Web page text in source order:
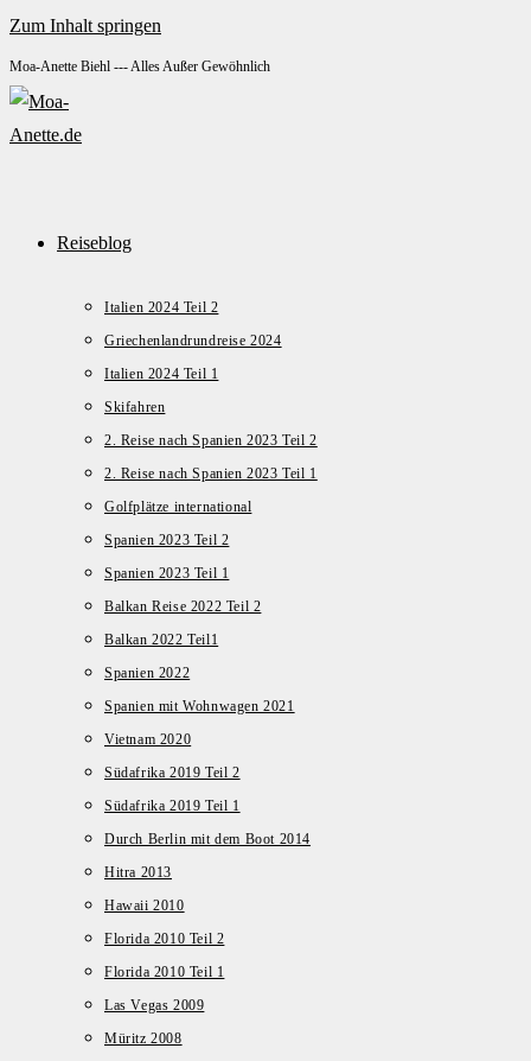
Zum Inhalt springen
Moa-Anette Biehl --- Alles Außer Gewöhnlich
Reiseblog
Italien 2024 Teil 2
Griechenlandrundreise 2024
Italien 2024 Teil 1
Skifahren
2. Reise nach Spanien 2023 Teil 2
2. Reise nach Spanien 2023 Teil 1
Golfplätze international
Spanien 2023 Teil 2
Spanien 2023 Teil 1
Balkan Reise 2022 Teil 2
Balkan 2022 Teil1
Spanien 2022
Spanien mit Wohnwagen 2021
Vietnam 2020
Südafrika 2019 Teil 2
Südafrika 2019 Teil 1
Durch Berlin mit dem Boot 2014
Hitra 2013
Hawaii 2010
Florida 2010 Teil 2
Florida 2010 Teil 1
Las Vegas 2009
Müritz 2008